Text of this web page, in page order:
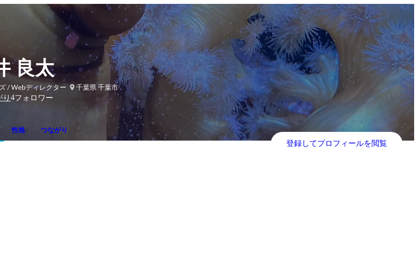
良太
/ Webディレクター
千葉県 千葉市
り 4フォロワー
性格 つながり
登録してプロフィールを閲覧